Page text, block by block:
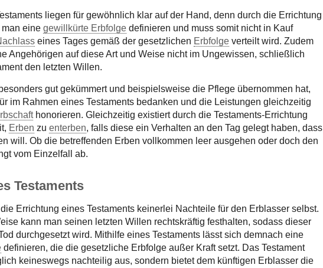
liegen für gewöhnlich klar auf der Hand, denn durch die Errichtung
eine gewillkürte Erbfolge definieren und muss somit nicht in Kauf
eines Tages gemäß der gesetzlichen Erbfolge verteilt wird. Zudem
Angehörigen auf diese Art und Weise nicht im Ungewissen, schließlich
den letzten Willen.
besonders gut gekümmert und beispielsweise die Pflege übernommen hat,
im Rahmen eines Testaments bedanken und die Leistungen gleichzeitig
honorieren. Gleichzeitig existiert durch die Testaments-Errichtung
Erben zu enterben, falls diese ein Verhalten an den Tag gelegt haben, dass
will. Ob die betreffenden Erben vollkommen leer ausgehen oder doch den
vom Einzelfall ab.
Testaments
Errichtung eines Testaments keinerlei Nachteile für den Erblasser selbst.
kann man seinen letzten Willen rechtskräftig festhalten, sodass dieser
durchgesetzt wird. Mithilfe eines Testaments lässt sich demnach eine
definieren, die die gesetzliche Erbfolge außer Kraft setzt. Das Testament
keineswegs nachteilig aus, sondern bietet dem künftigen Erblasser die